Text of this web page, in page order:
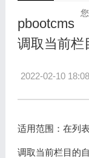
pbootcms
调取当前栏
2022-02-10
适用范围：在列
调取当前栏目的